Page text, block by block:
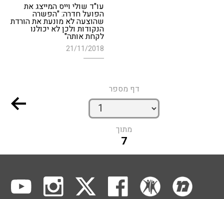
עו"ד שולי וייס המייצג את
הפועל חדרה: "הפשרה
שהוצעה לא מונעת את הורדת
הנקודות ולכן לא יכולנו
לקחת אותה"
21/11/2018
דף מספר
מתוך
7